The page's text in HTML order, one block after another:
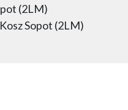
(2LM)
Sopot (2LM)